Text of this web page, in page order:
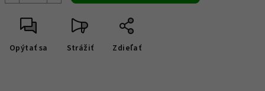
Opýtať sa Strážiť Zdieľať